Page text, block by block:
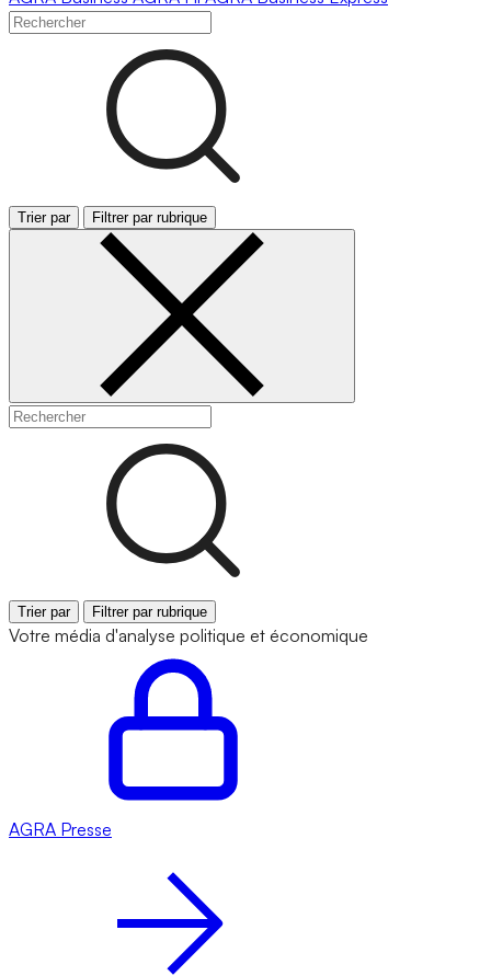
Trier par Filtrer par rubrique
Trier par Filtrer par rubrique
Votre média d'analyse politique et économique
AGRA Presse